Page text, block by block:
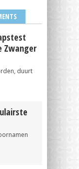
Zwanger
duurt